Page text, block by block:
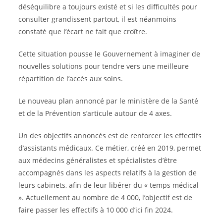
déséquilibre a toujours existé et si les difficultés pour
consulter grandissent partout, il est néanmoins
constaté que l’écart ne fait que croître.
Cette situation pousse le Gouvernement à imaginer de
nouvelles solutions pour tendre vers une meilleure
répartition de l’accès aux soins.
Le nouveau plan annoncé par le ministère de la Santé
et de la Prévention s’articule autour de 4 axes.
Un des objectifs annoncés est de renforcer les effectifs
d’assistants médicaux. Ce métier, créé en 2019, permet
aux médecins généralistes et spécialistes d’être
accompagnés dans les aspects relatifs à la gestion de
leurs cabinets, afin de leur libérer du « temps médical
». Actuellement au nombre de 4 000, l’objectif est de
faire passer les effectifs à 10 000 d’ici fin 2024.